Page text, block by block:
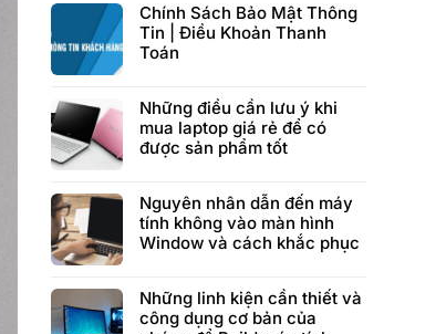
Chính Sách Bảo Mật Thông
Tin | Điều Khoản Thanh
Toán
Những điều cần lưu ý khi
mua laptop giá rẻ để có
được sản phẩm tốt
Nguyên nhân dẫn đến máy
tính không vào màn hình
Window và cách khắc phục
Những linh kiện cần thiết và
công dụng cơ bản của